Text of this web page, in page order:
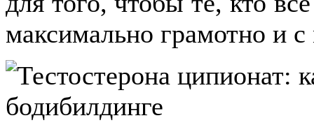
максимально грамотно и